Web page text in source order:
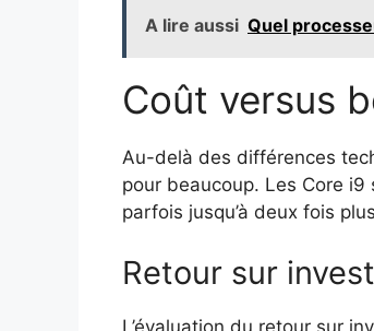
A lire aussi Quel
Coût versus
Au-delà des différences
pour beaucoup. Les Core
parfois jusqu’à deux fois
Retour sur
L’évaluation du retour sur